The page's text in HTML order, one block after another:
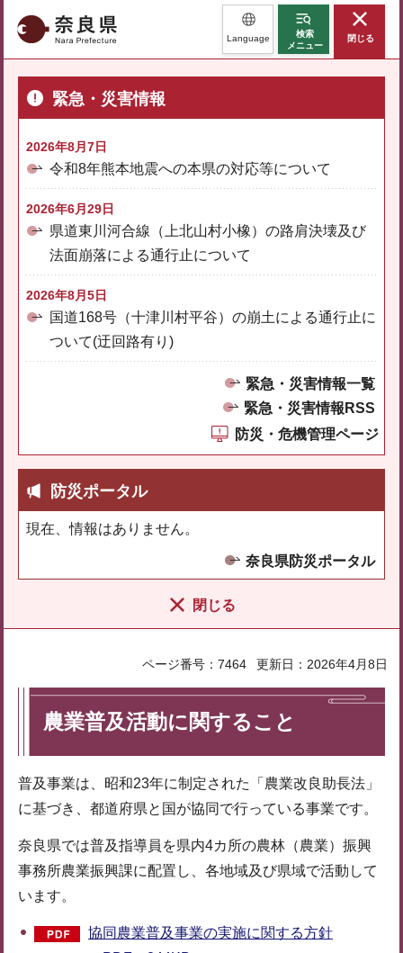
奈良県 Language
検索
メニュー
閉じる
緊急・災害情報
2026年8月7日
令和8年熊本地震への本県の対応等について
2026年6月29日
県道東川河合線（上北山村小橡）の路肩決壊及び
法面崩落による通行止について
2026年8月5日
国道168号（十津川村平谷）の崩土による通行止に
ついて(迂回路有り)
緊急・災害情報一覧
緊急・災害情報RSS
防災・危機管理ページ
防災ポータル
現在、情報はありません。
奈良県防災ポータル
閉じる
ページ番号：7464 更新日：2026年4月8日
農業普及活動に関すること
普及事業は、昭和23年に制定された「農業改良助長法」
に基づき、都道府県と国が協同で行っている事業です。
奈良県では普及指導員を県内4カ所の農林（農業）振興
事務所農業振興課に配置し、各地域及び県域で活動して
います。
協同農業普及事業の実施に関する方針